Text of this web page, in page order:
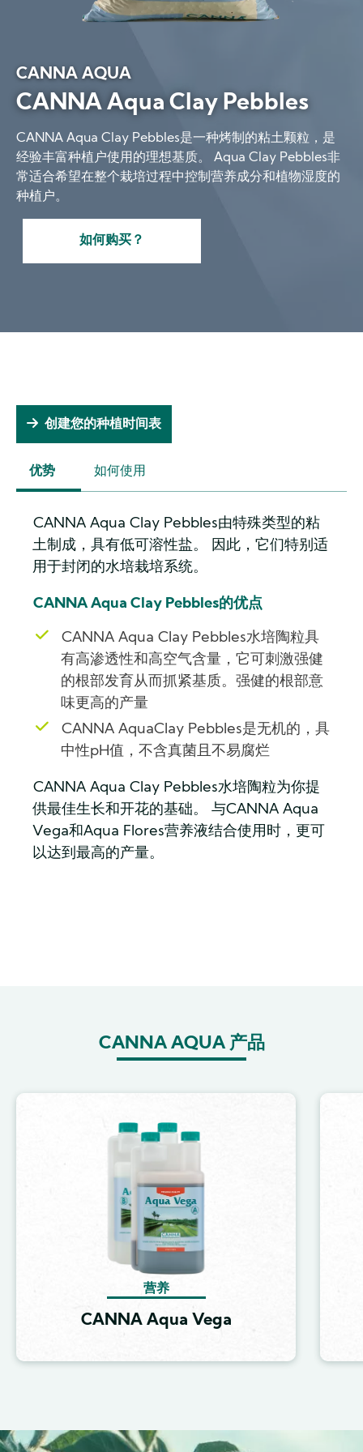
CANNA AQUA
CANNA Aqua Clay Pebbles
CANNA Aqua Clay Pebbles是一种烤制的粘土颗粒，是
经验丰富种植户使用的理想基质。 Aqua Clay Pebbles非
常适合希望在整个栽培过程中控制营养成分和植物湿度的
种植户。
如何购买？
优势
(ACTIVE
如何使用
创建您的种植时间表
CANNA Aqua Clay Pebbles由特殊类型的粘
土制成，具有低可溶性盐。 因此，它们特别适
用于封闭的水培栽培系统。
CANNA Aqua Clay Pebbles的优点
CANNA Aqua Clay Pebbles水培陶粒具
有高渗透性和高空气含量，它可刺激强健
的根部发育从而抓紧基质。强健的根部意
味更高的产量
CANNA AquaClay Pebbles是无机的，具
中性pH值，不含真菌且不易腐烂
CANNA Aqua Clay Pebbles水培陶粒为你提
供最佳生长和开花的基础。 与CANNA Aqua
Vega和Aqua Flores营养液结合使用时，更可
以达到最高的产量。
CANNA AQUA 产品
营养
CANNA Aqua Vega
Image